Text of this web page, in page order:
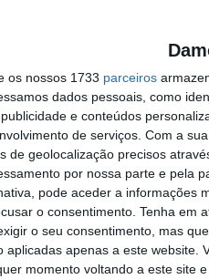
os nossos 1733 parceiros
dados pessoais, como
e conteúdos
de serviços. Com a
de geolocalização precisos
por nossa parte e pela
pode aceder a informações
o consentimento. Tenha em
o seu consentimento, mas
aplicadas apenas a este website.
momento voltando a este site
serem usados offline é
Basta escolher o